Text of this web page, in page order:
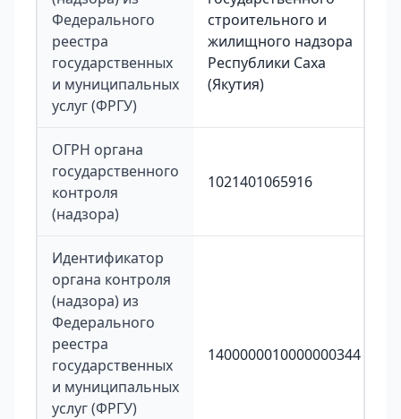
Федерального
реестра
государственных
и муниципальных
услуг (ФРГУ)
строительного и
жилищного надзора
Республики Саха
(Якутия)
ОГРН органа
государственного
контроля
(надзора)
1021401065916
Идентификатор
органа контроля
(надзора) из
Федерального
реестра
государственных
и муниципальных
услуг (ФРГУ)
1400000010000000344